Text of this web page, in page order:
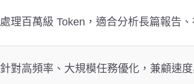
處理百萬級 Token，適合分析長篇報告
針對高頻率、大規模任務優化，兼顧速度